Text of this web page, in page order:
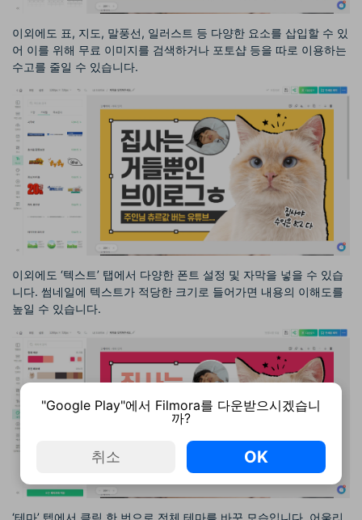
이외에도 표, 지도, 말풍선, 일러스트 등 다양한 요소를 삽입할 수 있
어 이를 위해 무료 이미지를 검색하거나 포토샵 등을 따로 이용하는
수고를 줄일 수 있습니다.
이외에도 ‘텍스트’ 탭에서 다양한 폰트 설정 및 자막을 넣을 수 있습
니다. 썸네일에 텍스트가 적당한 크기로 들어가면 내용의 이해도를
높일 수 있습니다.
‘테마’ 텝에서 클릭 한 번으로 전체 테마를 바꾼 모습입니다. 어울리
"Google Play"에서 Filmora를 다운받으시겠습니
까?
취소 OK